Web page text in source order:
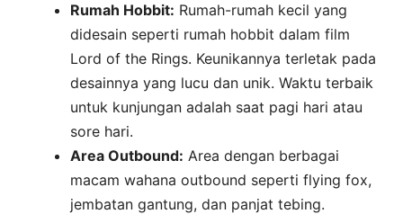
Rumah Hobbit: Rumah-rumah kecil yang
didesain seperti rumah hobbit dalam film
Lord of the Rings. Keunikannya terletak pada
desainnya yang lucu dan unik. Waktu terbaik
untuk kunjungan adalah saat pagi hari atau
sore hari.
Area Outbound: Area dengan berbagai
macam wahana outbound seperti flying fox,
jembatan gantung, dan panjat tebing.